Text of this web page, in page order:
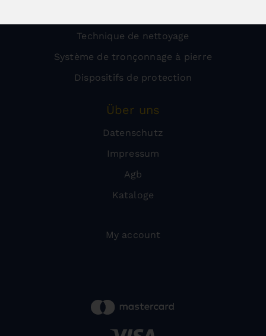
Technique de nettoyage
Système de tronçonnage à pierre
Dispositifs de protection
Über uns
Datenschutz
Impressum
Agb
Kataloge
My account